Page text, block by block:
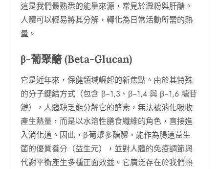
這是我們最熟悉的能量來源，常見於澱粉與肝醣。
人體可以輕易將其分解，轉化為日常活動所需的熱
量。
β-葡聚醣 (Beta-Glucan)
它是近年來，保健領域崛起的新焦點。由於其特殊
的分子鍵結方式（包含 β−1,3、β−1,4 與 β−1,6 糖苷
鍵），人體缺乏能分解它的酵素，無法被消化吸收
產生熱量，而是以水溶性膳食纖維的角色，直接進
入消化道。因此，β-葡聚多醣體，能作為腸道益生
菌的優質養分（益生元），並對人體的免疫調節與
代謝平衡產生多種正面效益。它廣泛存在於我們熟